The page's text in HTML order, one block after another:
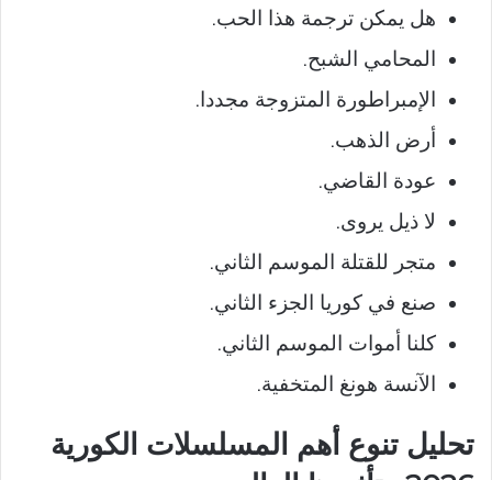
هل يمكن ترجمة هذا الحب.
المحامي الشبح.
الإمبراطورة المتزوجة مجددا.
أرض الذهب.
عودة القاضي.
لا ذيل يروى.
متجر للقتلة الموسم الثاني.
صنع في كوريا الجزء الثاني.
كلنا أموات الموسم الثاني.
الآنسة هونغ المتخفية.
تحليل تنوع أهم المسلسلات الكورية